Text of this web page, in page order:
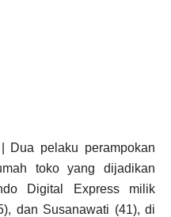
Dua pelaku perampokan
toko yang dijadikan
Digital Express milik
dan Susanawati (41), di